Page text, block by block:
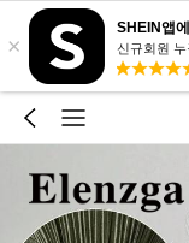
× 신규회원